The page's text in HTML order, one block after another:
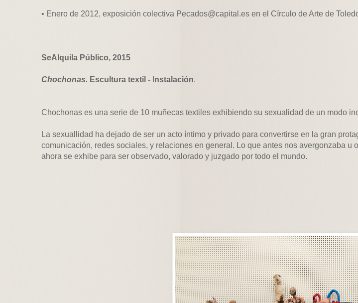
• Enero de 2012, exposición colectiva Pecados@capital.es en el Círculo de Arte de
SeAlquila Público, 2015
Chochonas. Escultura textil - nstalación.
Chochonas es una serie de 10 muñecas textiles exhibiendo su sexualidad de un modo
La sexuallidad ha dejado de ser un acto íntimo y privado para convertirse en la gran
comunicación, redes sociales, y relaciones en general. Lo que antes nos avergonzaba u
ahora se exhibe para ser observado, valorado y juzgado por todo el mundo.